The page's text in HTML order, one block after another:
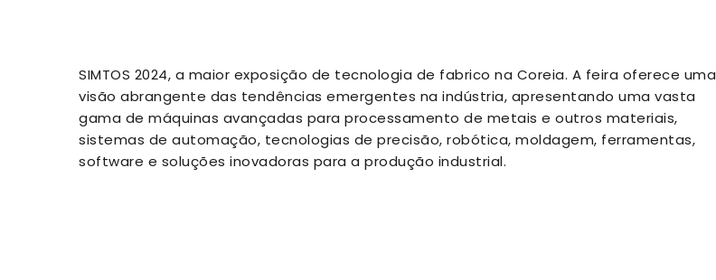
SIMTOS 2024, a maior exposição de tecnologia de fabrico na Coreia. A feira oferece uma
visão abrangente das tendências emergentes na indústria, apresentando uma vasta
gama de máquinas avançadas para processamento de metais e outros materiais,
sistemas de automação, tecnologias de precisão, robótica, moldagem, ferramentas,
software e soluções inovadoras para a produção industrial.